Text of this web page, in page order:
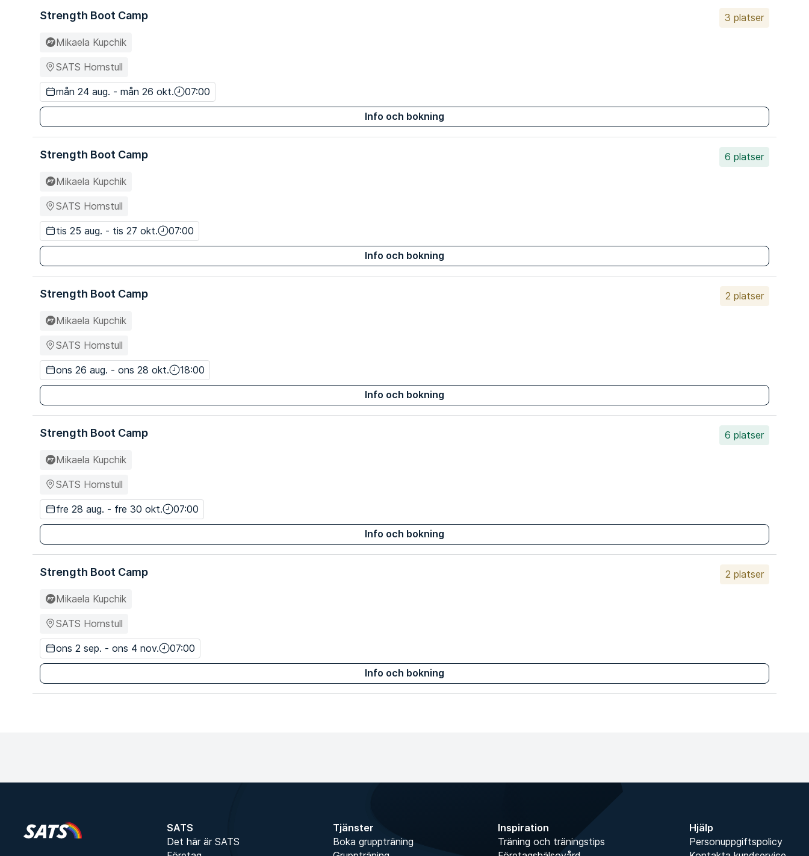
Strength Boot Camp
Mikaela Kupchik
SATS Hornstull
mån 24 aug. - mån 26 okt. 07:00
3 platser
Info och bokning
Strength Boot Camp
Mikaela Kupchik
SATS Hornstull
tis 25 aug. - tis 27 okt. 07:00
6 platser
Info och bokning
Strength Boot Camp
Mikaela Kupchik
SATS Hornstull
ons 26 aug. - ons 28 okt. 18:00
2 platser
Info och bokning
Strength Boot Camp
Mikaela Kupchik
SATS Hornstull
fre 28 aug. - fre 30 okt. 07:00
6 platser
Info och bokning
Strength Boot Camp
Mikaela Kupchik
SATS Hornstull
ons 2 sep. - ons 4 nov. 07:00
2 platser
Info och bokning
SATS
Det här är SATS
Tjänster
Boka gruppträning
Inspiration
Träning och träningstips
Hjälp
Personuppgiftspolicy